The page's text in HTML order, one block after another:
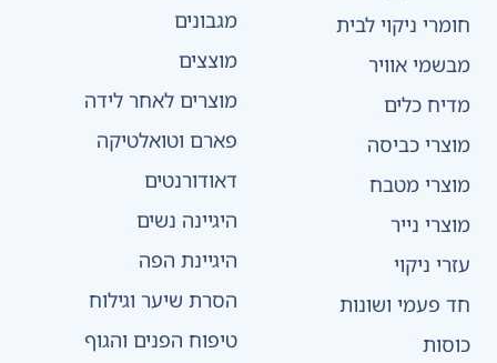
חומרי ניקוי לבית
מבשמי אוויר
מדיח כלים
מוצרי כביסה
מוצרי מטבח
מוצרי נייר
עזרי ניקוי
חד פעמי ושונות
כוסות
מגבונים
מוצצים
מוצרים לאחר לידה
פארם וטואלטיקה
דאודורנטים
היגיינה נשים
היגיינת הפה
הסרת שיער וגילוח
טיפוח הפנים והגוף